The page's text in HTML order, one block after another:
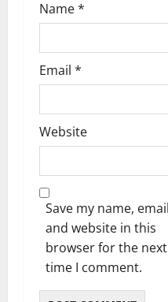
Name*
Email *
Website
Save my name,
and website in this
browser for the next
time I comment.